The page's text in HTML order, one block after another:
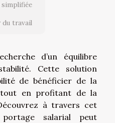
du travail
d’un équilibre
Cette solution
de bénéficier de la
tout en profitant de la
à travers cet
salarial peut